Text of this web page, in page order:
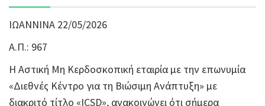
ΙΩΑΝΝΙΝΑ 22/05/2026
Α.Π.: 967
Η Αστική Μη Κερδοσκοπική εταιρία με την επωνυμία
«Διεθνές Κέντρο για τη Βιώσιμη Ανάπτυξη» με
διακριτό τίτλο «ICSD», ανακοινώνει ότι σήμερα